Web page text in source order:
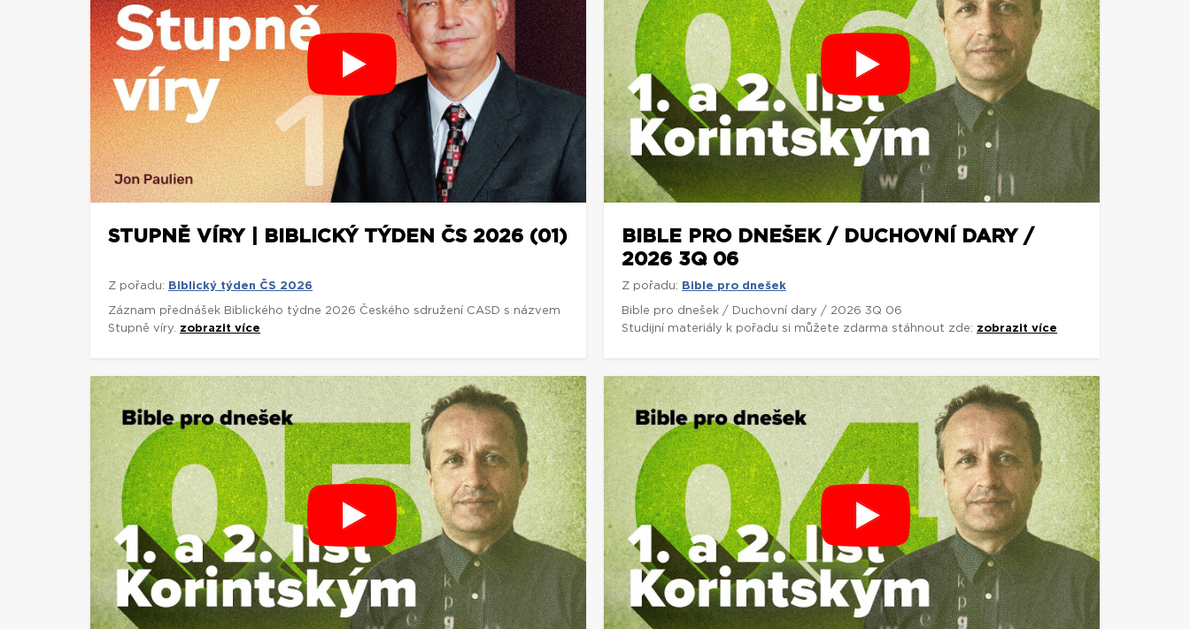
STUPNĚ VÍRY | BIBLICKÝ TÝDEN ČS 2026 (01)
Z pořadu: Biblický týden ČS 2026
Záznam přednášek Biblického týdne 2026 Českého sdružení CASD s názvem
Stupně víry. zobrazit více
BIBLE PRO DNEŠEK / DUCHOVNÍ DARY /
2026 3Q 06
Z pořadu: Bible pro dnešek
Bible pro dnešek / Duchovní dary / 2026 3Q 06
Studijní materiály k pořadu si můžete zdarma stáhnout zde: zobrazit více